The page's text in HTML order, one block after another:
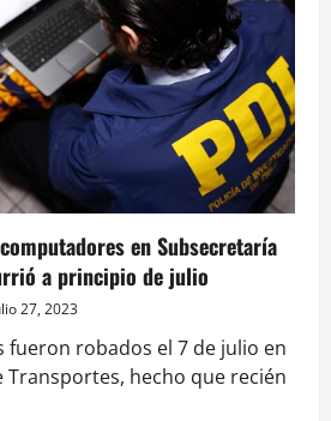
en Subsecretaría
a principio de julio
27, 2023
fueron robados el 7 de julio en
Transportes, hecho que recién